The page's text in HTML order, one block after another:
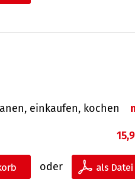
einkaufen, kochen
oder